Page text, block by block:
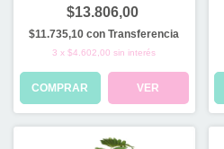
$13.806,00
$11.735,10con Transferencia
3 x$4.602,00 sin interés
COMPRAR VER